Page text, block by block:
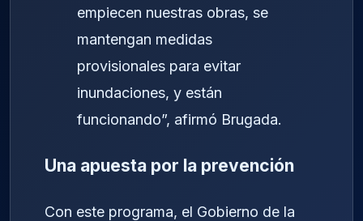
empiecen nuestras obras, se
mantengan medidas
provisionales para evitar
inundaciones, y están
funcionando”, afirmó Brugada.
Una apuesta por la prevención
Con este programa, el Gobierno de la